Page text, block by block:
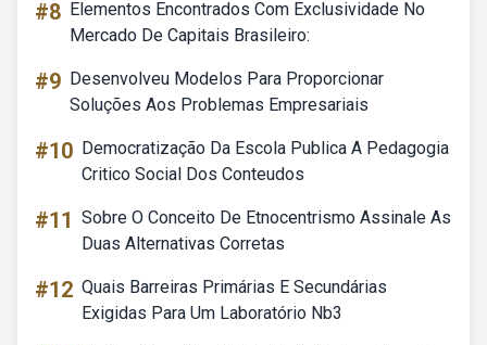
#8 Elementos Encontrados Com Exclusividade No
Mercado De Capitais Brasileiro:
#9 Desenvolveu Modelos Para Proporcionar
Soluções Aos Problemas Empresariais
#10 Democratização Da Escola Publica A Pedagogia
Critico Social Dos Conteudos
#11 Sobre O Conceito De Etnocentrismo Assinale As
Duas Alternativas Corretas
#12 Quais Barreiras Primárias E Secundárias
Exigidas Para Um Laboratório Nb3